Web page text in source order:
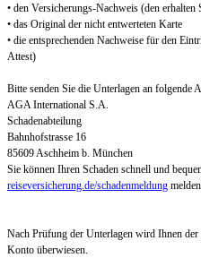
• den Versicherungs-Nachweis (den
• das Original der nicht entwerteten Karte
• die entsprechenden Nachweise für den
Attest)
Bitte senden Sie die Unterlagen an folgende
AGA International S.A.
Schadenabteilung
Bahnhofstrasse 16
85609 Aschheim b. München
Sie können Ihren Schaden schnell und
reiseversicherung.de/schadenmeldung
Nach Prüfung der Unterlagen wird Ihnen
Konto überwiesen.